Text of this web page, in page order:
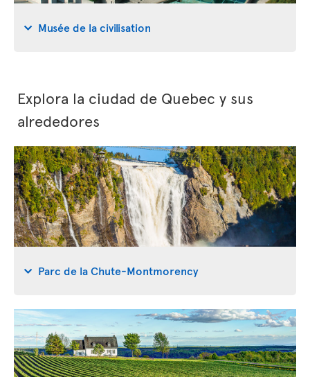
Musée de la civilisation
Explora la ciudad de Quebec y sus
alrededores
Parc de la Chute-Montmorency